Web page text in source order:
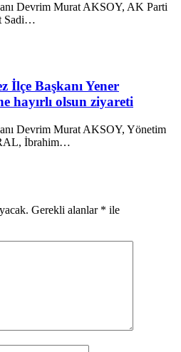
Devrim Murat AKSOY, AK Parti
Sadi…
İlçe Başkanı Yener
hayırlı olsun ziyareti
Devrim Murat AKSOY, Yönetim
İbrahim…
Gerekli alanlar * ile